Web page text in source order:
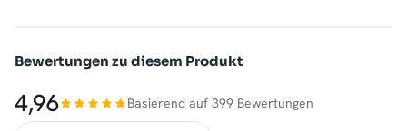
Bewertungen zu diesem Produkt
4,96 Basierend auf 399 Bewertungen